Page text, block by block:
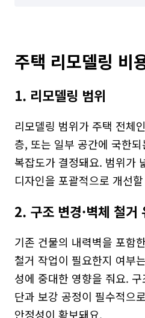
주택 리모델링 비
1. 리모델링 범위
리모델링 범위가 주택 전체
층, 또는 일부 공간에 국한
복잡도가 결정돼요. 범위가
디자인을 포괄적으로 개선
2. 구조 변경·벽체 철거
기존 건물의 내력벽을 포함
철거 작업이 필요한지 여부
성에 중대한 영향을 줘요.
단과 보강 공정이 필수적으
안정성이 확보돼요.